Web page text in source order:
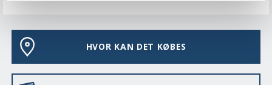
HVOR KAN DET KØBES